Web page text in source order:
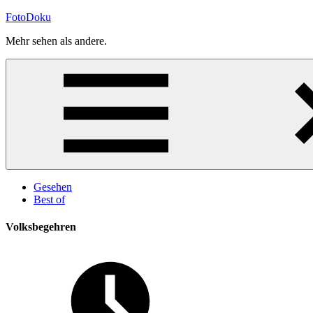
Zum
springen
FotoDoku
Mehr sehen als andere.
Gesehen
Best of
Volksbegehren